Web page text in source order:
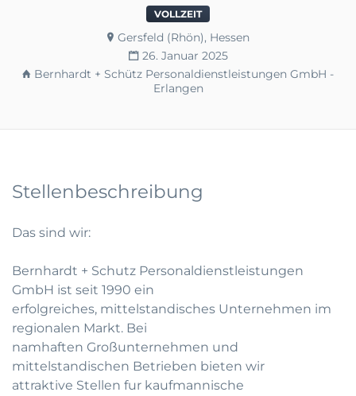
VOLLZEIT
Gersfeld (Rhön), Hessen
26. Januar 2025
Bernhardt + Schütz Personaldienstleistungen GmbH -
Erlangen
Stellenbeschreibung
Das sind wir:
Bernhardt + Schutz Personaldienstleistungen
GmbH ist seit 1990 ein
erfolgreiches, mittelstandisches Unternehmen im
regionalen Markt. Bei
namhaften Großunternehmen und
mittelstandischen Betrieben bieten wir
attraktive Stellen fur kaufmannische